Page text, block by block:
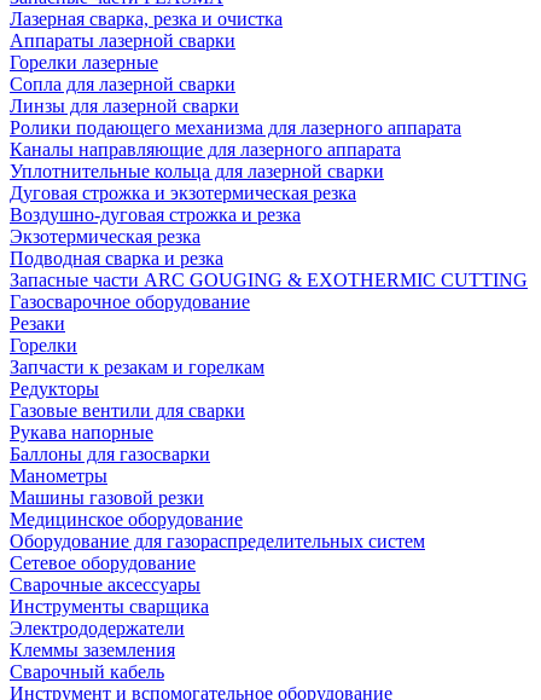
Лазерная сварка, резка и очистка
Аппараты лазерной сварки
Горелки лазерные
Сопла для лазерной сварки
Линзы для лазерной сварки
Ролики подающего механизма для лазерного аппарата
Каналы направляющие для лазерного аппарата
Уплотнительные кольца для лазерной сварки
Дуговая строжка и экзотермическая резка
Воздушно-дуговая строжка и резка
Экзотермическая резка
Подводная сварка и резка
Запасные части ARC GOUGING & EXOTHERMIC CUTTING
Газосварочное оборудование
Резаки
Горелки
Запчасти к резакам и горелкам
Редукторы
Газовые вентили для сварки
Рукава напорные
Баллоны для газосварки
Манометры
Машины газовой резки
Медицинское оборудование
Оборудование для газораспределительных систем
Сетевое оборудование
Сварочные аксессуары
Инструменты сварщика
Электрододержатели
Клеммы заземления
Сварочный кабель
Инструмент и вспомогательное оборудование